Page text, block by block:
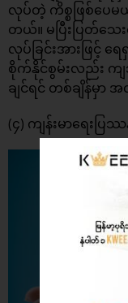
လုပ်တဲ့ ကိစ္စဖြစ်ပေ
တယ်။ မပြီးပြတ်သ
လုပ်ခြင်းအားဖြင့် ရ
စိုက်နိုင်စွမ်းလည်း ကျ
ချင်ရင် တစ်ချိန်မှာ
(၄) ကျန်းမာရေးပြဿ